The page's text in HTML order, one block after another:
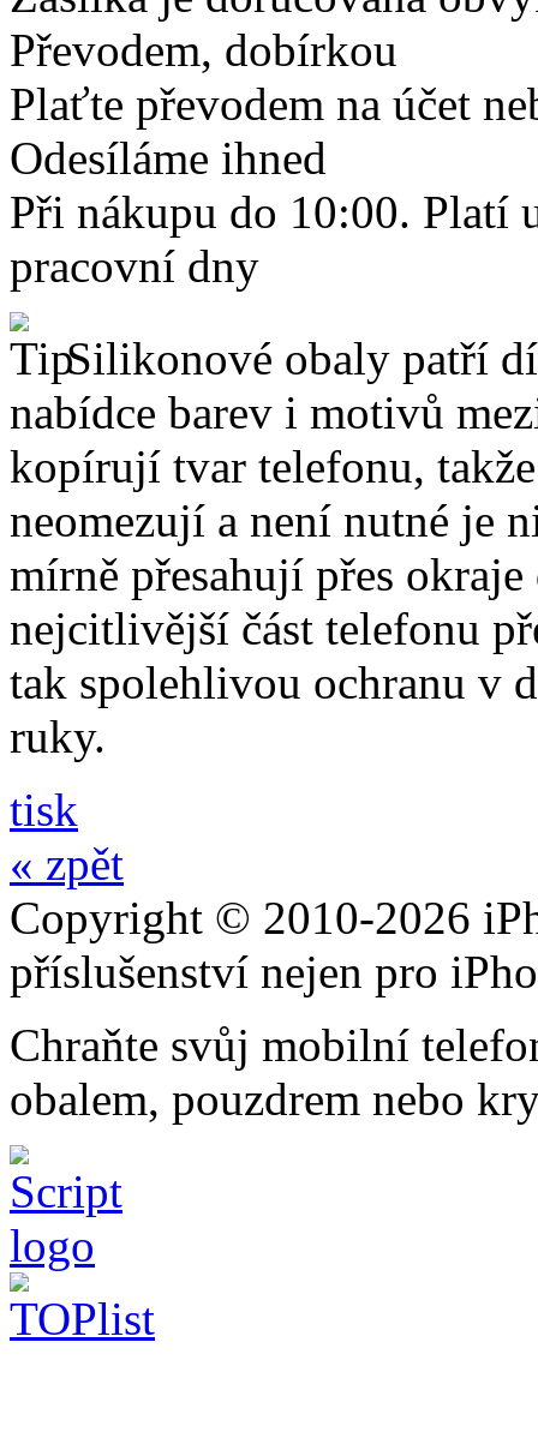
Převodem, dobírkou
Plaťte převodem na účet
Odesíláme ihned
Při nákupu do 10:00. Platí
pracovní dny
Silikonové obaly patří
nabídce barev i motivů
kopírují tvar telefonu,
neomezují a není nutné je
mírně přesahují přes
nejcitlivější část telefonu
tak spolehlivou ochranu v
ruky.
tisk
« zpět
Copyright © 2010-2026
příslušenství nejen pro
Chraňte svůj mobilní
obalem, pouzdrem nebo